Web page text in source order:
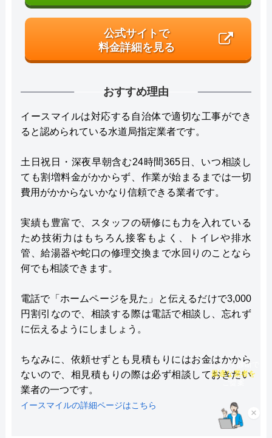
公式サイトで
料金詳細を見る
おすすめ理由
イースマイルは対応する自治体で適切な工事ができ
ると認められている水道局指定業者です。
土日祝日・深夜早朝含む24時間365日、いつ相談し
ても割増料金がかからず、作業が始まるまでは一切
費用がかからないかなり信頼できる業者です。
実績も豊富で、スタッフの研修にも力を入れている
ため技術力はもちろん接客もよく、トイレや排水
管、給湯器や蛇口の修理交換まで水回りのことなら
何でも相談できます。
電話で「ホームページを見た」と伝えるだけで3,000
円割引なので、相談する際は電話で相談し、忘れず
に伝えるようにしましょう。
ちなみに、依頼せずとも見積もりにはお金はかから
ないので、相見積もりの際は必ず相談しておきたい
業者の一つです。
イースマイルの詳細ページはこちら
×
チャット診断で
最適な業者を